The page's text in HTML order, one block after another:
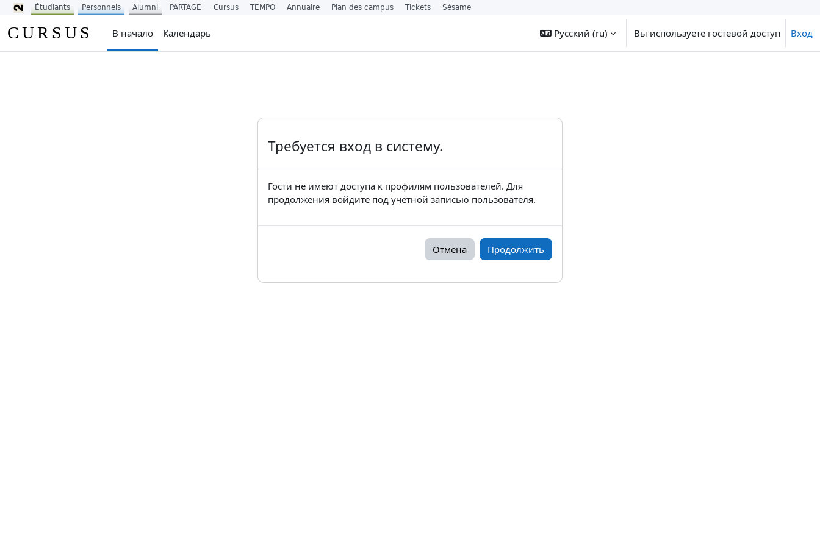
CURSUS В начало Календарь Русский ‎(ru)‎ Вы используете гостевой доступ Вход
Требуется вход в систему.
Гости не имеют доступа к профилям пользователей. Для
продолжения войдите под учетной записью пользователя.
Отмена Продолжить
Étudiants Personnels Alumni PARTAGE Cursus TEMPO Annuaire Plan des campus Tickets Sésame